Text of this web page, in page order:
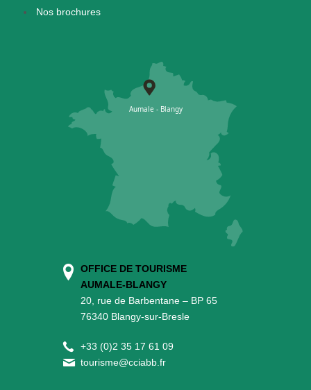
Nos brochures
OFFICE DE TOURISME
AUMALE-BLANGY
20, rue de Barbentane – BP 65
76340 Blangy-sur-Bresle
+33 (0)2 35 17 61 09
tourisme@cciabb.fr